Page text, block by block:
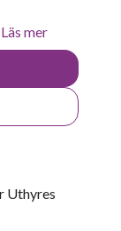
Läs mer
Uthyres